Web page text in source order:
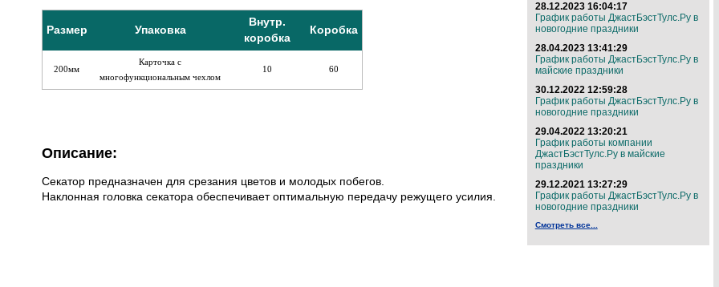
Размер Упаковка
Внутр.
коробка
Коробка
200мм
Карточка с
многофункциональным чехлом
10 60
Описание:
Секатор предназначен для срезания цветов и молодых побегов.
Наклонная головка секатора обеспечивает оптимальную передачу режущего усилия.
28.12.2023 16:04:17
График работы ДжастБэстТулс.Ру в
новогодние праздники
28.04.2023 13:41:29
График работы ДжастБэстТулс.Ру в
майские праздники
30.12.2022 12:59:28
График работы ДжастБэстТулс.Ру в
новогодние праздники
29.04.2022 13:20:21
График работы компании
ДжастБэстТулс.Ру в майские
праздники
29.12.2021 13:27:29
График работы ДжастБэстТулс.Ру в
новогодние праздники
Смотреть все...